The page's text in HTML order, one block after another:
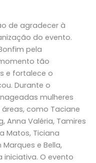
de agradecer à
do evento.
pela
tão
e fortalece o
Durante o
mulheres
como Taciane
Anna Valéria, Tamires
Matos, Ticiana
Marques e Bella,
O evento